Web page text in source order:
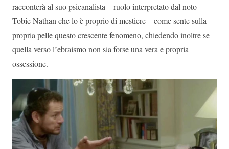
racconterà al suo psicanalista – ruolo interpretato dal noto
Tobie Nathan che lo è proprio di mestiere – come sente sulla
propria pelle questo crescente fenomeno, chiedendo inoltre se
quella verso l’ebraismo non sia forse una vera e propria
ossessione.